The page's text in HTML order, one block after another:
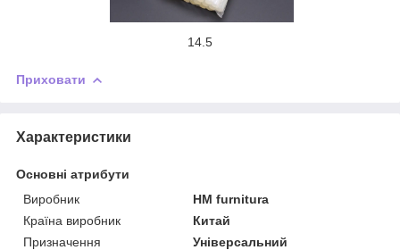
14.5
Приховати
Характеристики
Основні атрибути
Виробник
HM furnitura
Країна виробник
Китай
Призначення
Універсальний